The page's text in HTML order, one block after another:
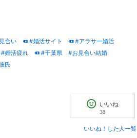
合い #婚活サイト
#アラサー婚活
#婚活疲れ #千葉県
#お見合い結婚
氏
いいね
38
いいね！した人一覧